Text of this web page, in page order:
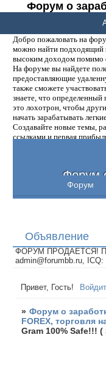
Форум о
Добро пожаловать на
можно найти подходящий
высоким доходом помимо
На форуме вы найдете
предоставляющие
также сможете
знаете, что определенный
это лохотрон, чтобы
начать зарабатывать
Создавайте новые темы,
ссылками и первая
Форум
Форум
Объявление
ФОРУМ ПРОДАЕТСЯ!
admin@forumbb.ru, ICQ:
Привет, Гость!
» Форум о
FOREX, торговля
Gram 100% Safe!!! (